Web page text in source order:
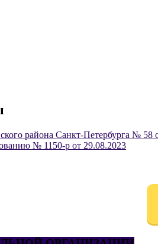
района Санкт-Петербурга № 58
№ 1150-р от 29.08.2023